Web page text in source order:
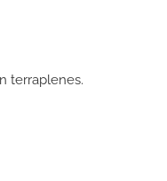
terraplenes.